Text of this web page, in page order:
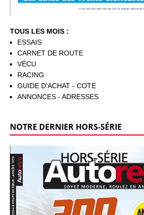
TOUS LES MOIS :
ESSAIS
CARNET DE ROUTE
VÉCU
RACING
GUIDE D'ACHAT - COTE
ANNONCES - ADRESSES
NOTRE DERNIER HORS-SÉRIE